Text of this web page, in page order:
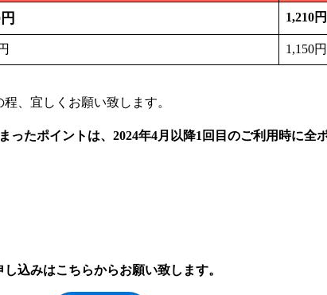
1,210円
1,150円
、宜しくお願い致します。
ったポイントは、2024年4月以降1回目のご利用時に全
し込みはこちらからお願い致します。